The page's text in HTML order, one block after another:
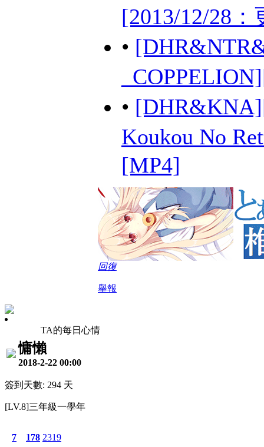
[2013/12/28
•
•
Koukou No
[MP4]
回復
舉報
TA的每日心情
慵懶
2018-2-22 00:00
簽到天數: 294 天
[LV.8]三年級一學年
7 178 2319